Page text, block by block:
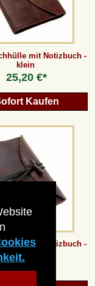
mit Notizbuch -
klein
25,20 €*
Kaufen
mit Notizbuch -
groß
31,92 €*